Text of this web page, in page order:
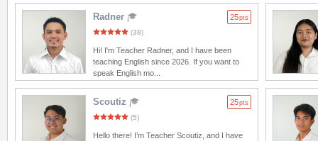
Radner 25pts
(38)
Hi! I'm Teacher Radner, and I have been
teaching English since 2026. If you want to
speak English mo...
Scoutiz 25pts
(5)
Hello there! I’m Teacher Scoutiz, and I have